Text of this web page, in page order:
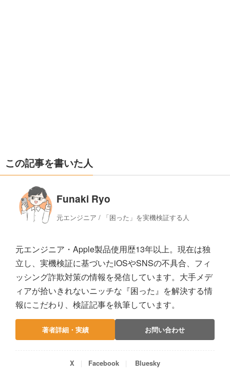
この記事を書いた人
Funaki Ryo
元エンジニア / 「困った」を実機検証する人
元エンジニア・Apple製品使用歴13年以上。現在は独
立し、実機検証に基づいたiOSやSNSの不具合、フィ
ッシング詐欺対策の情報を発信しています。大手メデ
ィアが拾いきれないニッチな『困った』を解決する情
報にこだわり、検証記事を執筆しています。
著者詳細・実績 お問い合わせ
X Facebook Bluesky